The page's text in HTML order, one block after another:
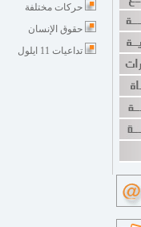
حركات مختلفة
حقوق الإنسان
تداعيات 11 ايلول